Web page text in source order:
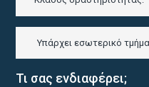
Τι σας ενδιαφέρει;